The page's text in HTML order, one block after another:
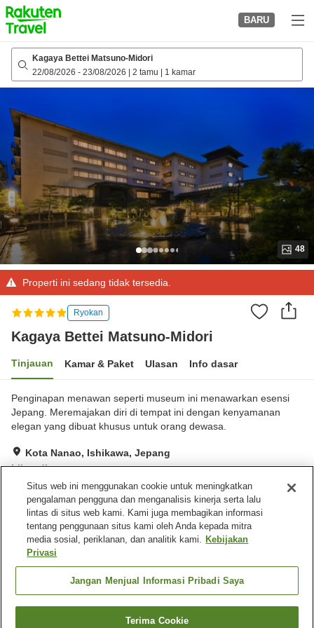
to
top
page
BARU
Kagaya Bettei Matsuno-Midori
22/08/2026 - 23/08/2026 2 tamu 1 kamar
48
Properti ini sedang tidak tersedia.
Ryokan
Kagaya Bettei Matsuno-Midori
Tinjauan Kamar & Paket Ulasan Info dasar
Penginapan menawan seperti museum ini menawarkan esensi
Jepang. Meremajakan diri di tempat ini dengan kenyamanan
elegan yang dibuat khusus untuk orang dewasa.
Kota Nanao, Ishikawa, Jepang
Lihat di peta
Luar biasa Ulasan:53
Fasilitas properti
Wi-Fi
gedung
Makan pribadi
Cari kamar
Situs web ini menggunakan cookie untuk meningkatkan
pengalaman pengguna dan menganalisis kinerja serta lalu
lintas di situs web kami. Kami juga membagikan informasi
tentang penggunaan situs kami oleh Anda kepada mitra
media sosial, periklanan, dan analitik kami. Kebijakan
Privasi
Jangan Menjual Informasi Pribadi Saya
Terima Cookie